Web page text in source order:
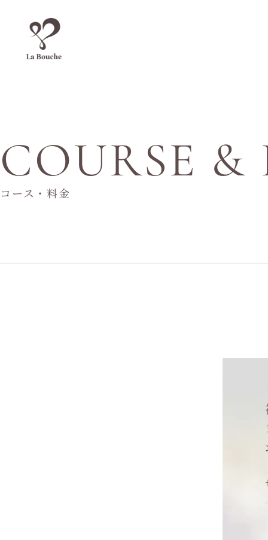
COURSE &
コース・料金